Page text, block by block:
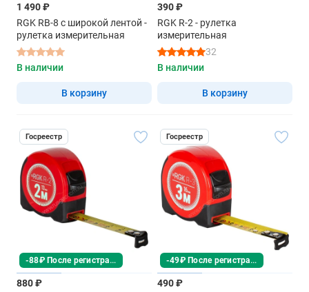
1 490 ₽
RGK RB-8 с широкой лентой -
рулетка измерительная
В наличии
В корзину
390 ₽
RGK R-2 - рулетка
измерительная
32
В наличии
В корзину
Госреестр
-88₽ После регистрации
880 ₽
Госреестр
-49₽ После регистрации
490 ₽